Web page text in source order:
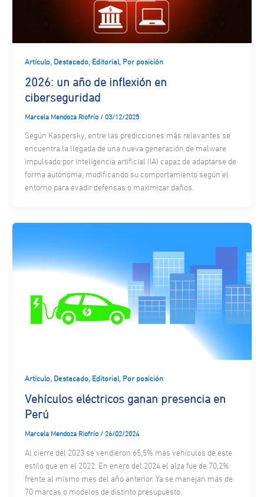
Artículo, Destacado, Editorial, Por posición
2026: un año de inflexión en
ciberseguridad
Marcela Mendoza Riofrío / 03/12/2025
Según Kaspersky, entre las predicciones más relevantes se
encuentra la llegada de una nueva generación de malware
impulsado por inteligencia artificial (IA) capaz de adaptarse de
forma autónoma, modificando su comportamiento según el
entorno para evadir defensas o maximizar daños.
Artículo, Destacado, Editorial, Por posición
Vehículos eléctricos ganan presencia en
Perú
Marcela Mendoza Riofrío / 26/02/2024
Al cierre del 2023 se vendieron 65,5% más vehículos de este
estilo que en el 2022. En enero del 2024 el alza fue de 70,2%
frente al mismo mes del año anterior. Ya se manejan más de
70 marcas o modelos de distinto presupuesto.